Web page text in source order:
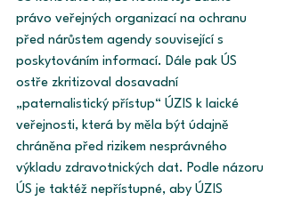
právo veřejných organizací na ochranu
před nárůstem agendy související s
poskytováním informací. Dále pak ÚS
ostře zkritizoval dosavadní
„paternalistický přístup“ ÚZIS k laické
veřejnosti, která by měla být údajně
chráněna před rizikem nesprávného
výkladu zdravotnických dat. Podle názoru
ÚS je taktéž nepřístupné, aby ÚZIS